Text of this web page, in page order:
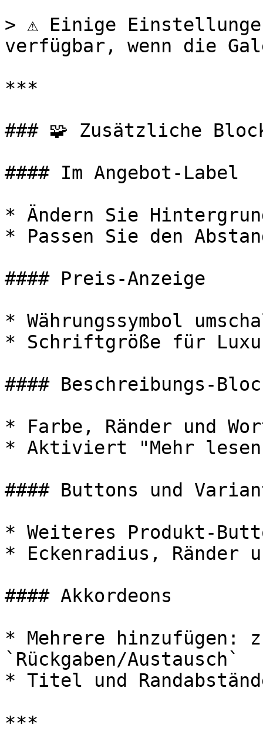
> ⚠️ Einige
verfügbar, wenn die
***
### 🧩 Zusätzliche
#### Im Angebot-Label
* Ändern Sie
* Passen Sie den
#### Preis-Anzeige
* Währungssymbol
* Schriftgröße für
#### Beschreibungs-
* Farbe, Ränder und
* Aktiviert "Mehr
#### Buttons und
* Weiteres Produkt-
* Eckenradius, Ränder
#### Akkordeons
* Mehrere hinzufügen:
`Rückgaben/Austausch`
* Titel und
***